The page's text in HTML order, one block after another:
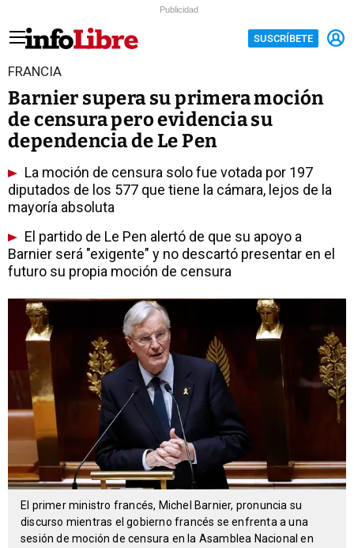
Publicidad
SUSCRÍBETE
FRANCIA
Barnier supera su primera moción
de censura pero evidencia su
dependencia de Le Pen
La moción de censura solo fue votada por 197
diputados de los 577 que tiene la cámara, lejos de la
mayoría absoluta
El partido de Le Pen alertó de que su apoyo a
Barnier será "exigente" y no descartó presentar en el
futuro su propia moción de censura
El primer ministro francés, Michel Barnier, pronuncia su
discurso mientras el gobierno francés se enfrenta a una
sesión de moción de censura en la Asamblea Nacional en